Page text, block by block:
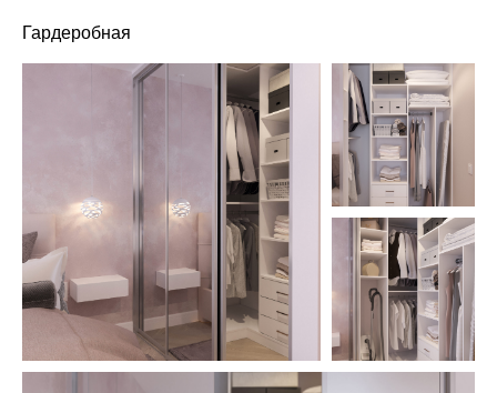
Гардеробная